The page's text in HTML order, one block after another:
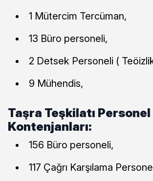
1 Mütercim Tercüman,
13 Büro personeli,
2 Detsek Personeli (
9 Mühendis,
Taşra Teşkilatı Personel
Kontenjanları:
156 Büro personeli,
117 Çağrı Karşılama